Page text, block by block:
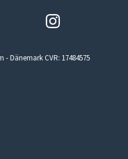
- Dänemark CVR: 17484575